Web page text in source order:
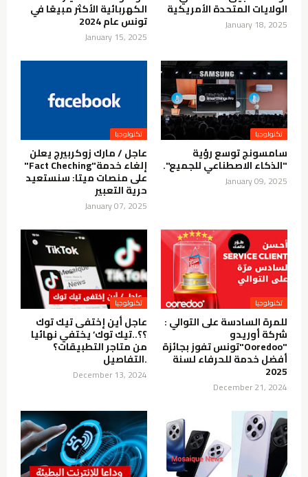
الولايات المتحدة الأمريكية
January 18, 2025
الكهربائية الأكثر مبيعًا في
تونس عام 2024
January 15, 2025
تكنولوجيا
سامسونج توسع رؤية
"الذكاء الاصطناعي للجميع".
January 09, 2025
تكنولوجيا
عاجل / مارك زوكربيرج يعلن
إلغاء خدمة"Fact Cheching"
على منصات ميتا: سنستعيد
حرية التعبير
January 07, 2025
تكنولوجيا
للمرة السادسة على التوالي :
شركة أوريدو
"Ooredoo"تونس تفوز بجائزة
أفضل خدمة للحرفاء لسنة
2025
December 21, 2024
تكنولوجيا
عاجل أين إختفى تيك توك
؟؟..تيك توك’ يختفي نهائيا
من متاجر التطبيقات؟
.التفاصيل
December 13, 2024